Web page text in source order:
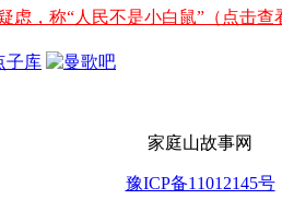
虑，称“人民不是小白鼠”（点击查
家庭山故事网
豫ICP备11012145号